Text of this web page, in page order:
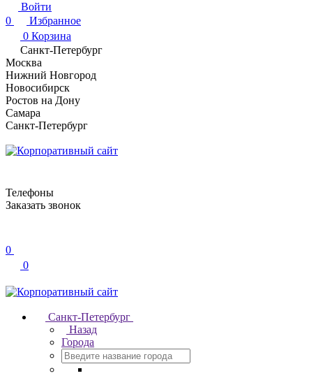
Войти
0
Избранное
0 Корзина
Санкт-Петербург
Москва
Нижний Новгород
Новосибирск
Ростов на Дону
Самара
Санкт-Петербург
Телефоны
Заказать звонок
0
0
Санкт-Петербург
Назад
Города